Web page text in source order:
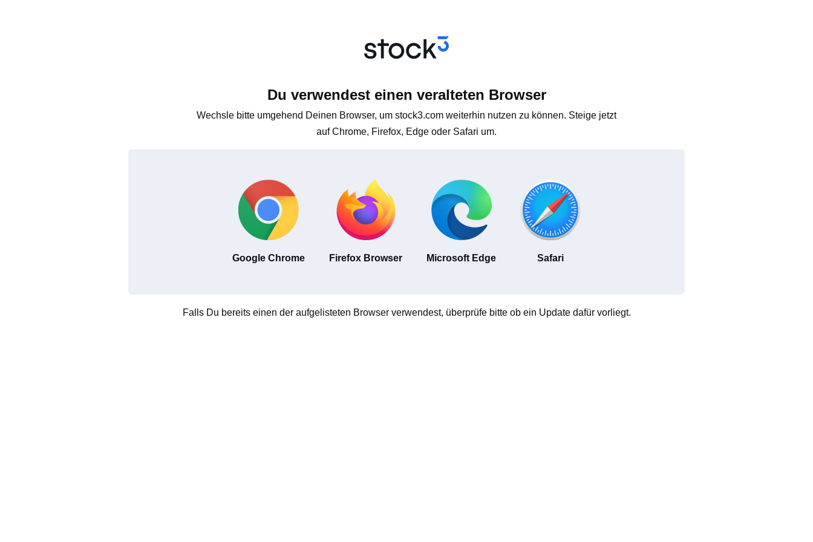
Du verwendest einen veralteten Browser
Wechsle bitte umgehend Deinen Browser, um stock3.com weiterhin nutzen zu können. Steige jetzt
auf Chrome, Firefox, Edge oder Safari um.
Google Chrome Firefox Browser Microsoft Edge Safari
Falls Du bereits einen der aufgelisteten Browser verwendest, überprüfe bitte ob ein Update dafür vorliegt.